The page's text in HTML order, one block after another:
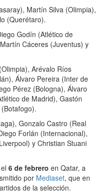
Martín Silva (Olimpia),
(Querétaro).
Godín (Atlético de
Cáceres (Juventus) y
Arévalo Ríos
Álvaro Pereira (Inter de
Pérez (Bologna), Álvaro
de Madrid), Gastón
Gonzalo Castro (Real
Forlán (Internacional),
y Christian Stuani
6 de febrero en Qatar, a
por Mediaset, que en
de la selección.